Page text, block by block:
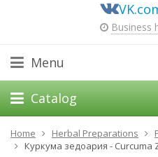
Business
Menu
Catalog
Home Herbal Preparations
Куркума зедоария - Curcuma